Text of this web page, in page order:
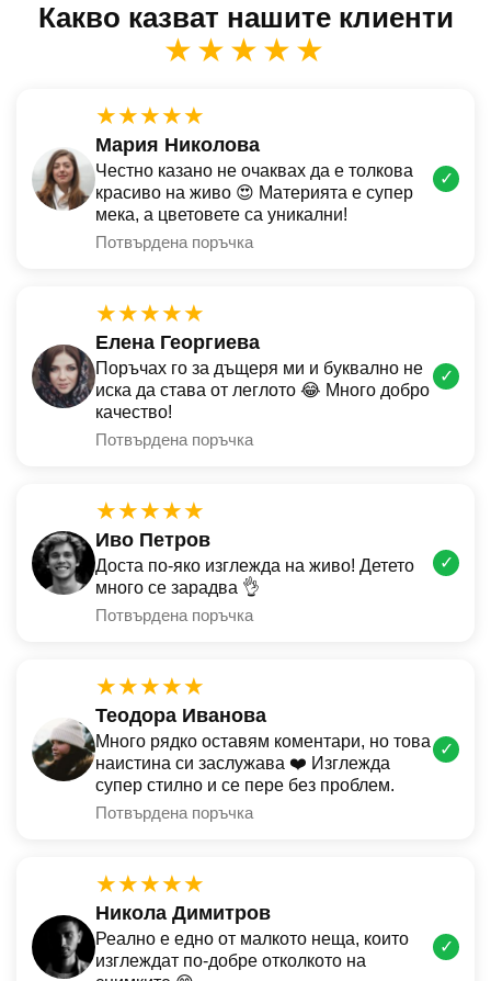
Какво казват нашите клиенти
★★★★★
★★★★★
Мария Николова
Честно казано не очаквах да е толкова
красиво на живо 😍 Материята е супер
мека, а цветовете са уникални!
Потвърдена поръчка
✓
★★★★★
Елена Георгиева
Поръчах го за дъщеря ми и буквално не
иска да става от леглото 😂 Много добро
качество!
Потвърдена поръчка
✓
★★★★★
Иво Петров
Доста по-яко изглежда на живо! Детето
много се зарадва 👌
Потвърдена поръчка
✓
★★★★★
Теодора Иванова
Много рядко оставям коментари, но това
наистина си заслужава ❤️ Изглежда
супер стилно и се пере без проблем.
Потвърдена поръчка
✓
★★★★★
Никола Димитров
Реално е едно от малкото неща, които
изглеждат по-добре отколкото на
✓